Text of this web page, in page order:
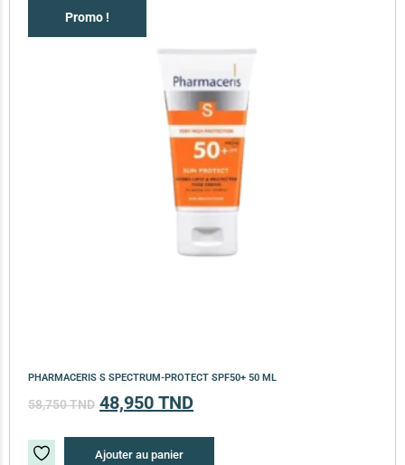
Promo !
PHARMACERIS S SPECTRUM-PROTECT SPF50+ 50 ML
58,750TND 48,950 TND
Ajouter au panier